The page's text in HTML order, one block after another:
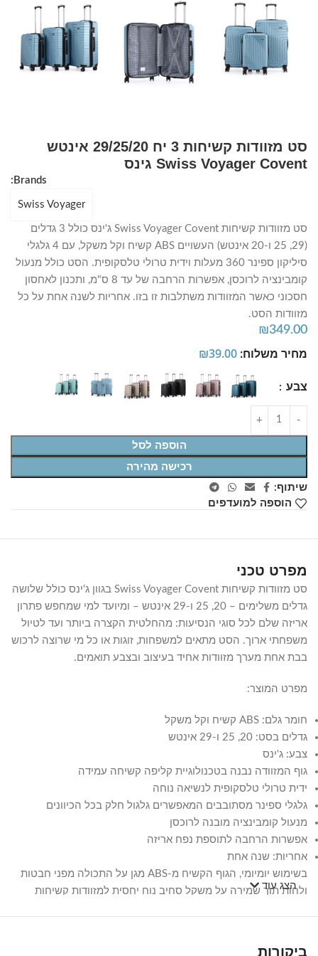
סט מזוודות קשיחות 3 יח 29/25/20 אינטש
Swiss Voyager Covent גינס
Brands:
Swiss Voyager
סט מזוודות קשיחות Swiss Voyager Covent ג'ינס כולל 3 גדלים
(29, 25 ו-20 אינטש) העשויים ABS קשיח וקל משקל, עם 4 גלגלי
סיליקון ספינר 360 מעלות וידית טרולי טלסקופית. הסט כולל מנעול
קומבינציה לרוכסן, אפשרות הרחבה של עד 8 ס"מ, ותכנון לאחסון
חסכוני כאשר המזוודות משתלבות זו בזו. אחריות לשנה אחת על כל
מזוודות הסט.
₪349.00
מחיר משלוח: ₪39.00
צבע
הוספה לסל
רכישה מהירה
שיתוף:
הוספה למועדפים
מפרט טכני
סט מזוודות קשיחות Swiss Voyager Covent בגוון ג'ינס כולל שלושה
גדלים משלימים – 20, 25 ו-29 אינטש – ומיועד למי שמחפש פתרון
אריזה שלם לכל סוגי הנסיעות: מהחלטית הקצרה ביותר ועד לטיול
משפחתי ארוך. הסט מתאים למשפחות, זוגות או כל מי שרוצה לרכוש
בבת אחת מערך מזוודות אחיד בעיצוב ובצבע תואמים.
מפרט המוצר:
חומר גלם: ABS קשיח וקל משקל
גדלים בסט: 20, 25 ו-29 אינטש
צבע: ג'ינס
גוף המזוודה נבנה בטכנולוגיית קליפה קשיחה עמידה
ידית טרולי טלסקופית לנשיאה נוחה
גלגלי ספינר מסתובבים המאפשרים גלגול חלק בכל הכיוונים
מנעול קומבינציה מובנה לרוכסן
אפשרות הרחבה לתוספת נפח אריזה
אחריות: שנה אחת
בשימוש יומיומי, הגוף הקשיח מ-ABS מגן על התכולה מפני חבטות
ולחות תוך שמירה על משקל סחיב נוח יחסית למזוודות קשיחות
הצג עוד
ביקורות